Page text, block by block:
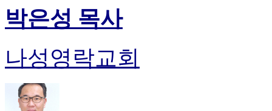
박은성 목사
나성영락교회